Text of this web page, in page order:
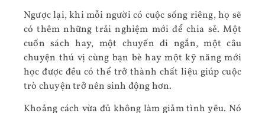
Ngược lại, khi mỗi người có cuộc sống riêng, họ sẽ
có thêm những trải nghiệm mới để chia sẻ. Một
cuốn sách hay, một chuyến đi ngắn, một câu
chuyện thú vị cùng bạn bè hay một kỹ năng mới
học được đều có thể trở thành chất liệu giúp cuộc
trò chuyện trở nên sinh động hơn.
Khoảng cách vừa đủ không làm giảm tình yêu. Nó